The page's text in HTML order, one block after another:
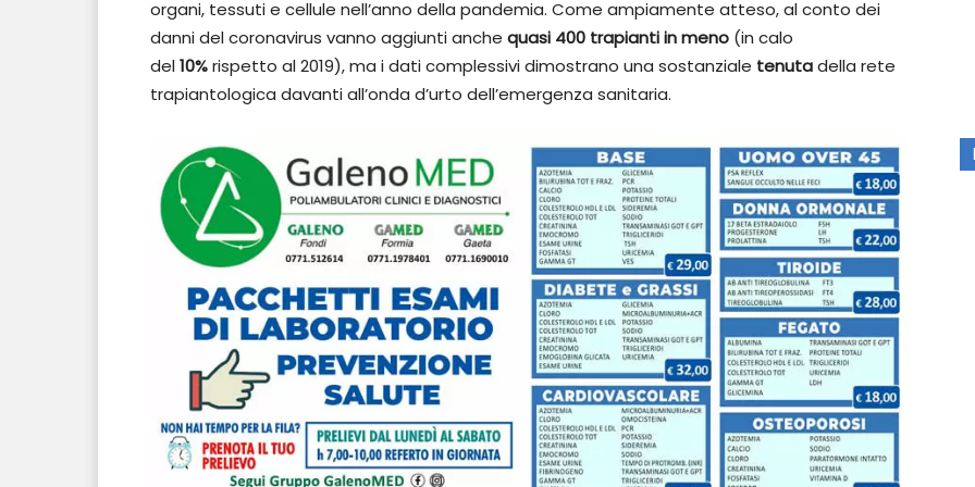
organi, tessuti e cellule nell’anno della pandemia. Come ampiamente atteso, al conto dei
danni del coronavirus vanno aggiunti anche quasi 400 trapianti in meno (in calo
del10%rispetto al 2019), ma i dati complessivi dimostrano una sostanziale tenutadella rete
trapiantologica davanti all’onda d’urto dell’emergenza sanitaria.